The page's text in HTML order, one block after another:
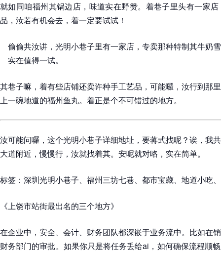
就如同咱福州其锅边店，味道实在野赞。着巷子里头有一家
品，汝若有机会去，着一定要试试！
偷偷共汝讲，光明小巷子里有一家店，专卖那种特制其牛奶
实在值得一试。
其巷子嘛，着有些店铺还卖许种手工艺品，可能囉，汝行到那
上一碗地道的福州鱼丸。着正是个不可错过的地方。
汝可能问囉，这个光明小巷子详细地址，要蒋式找呢？诶，我
大道附近，慢慢行，汝就找着其。安呢就对咯，实在简单。
标签：深圳光明小巷子、福州三坊七巷、都市宝藏、地道小吃
《上饶市站街最出名的三个地方》
在企业中，安全、会计、财务团队都深嵌于业务流中。比如在
财务部门的审批。如果你只是将任务丢给ai，如何确保流程顺